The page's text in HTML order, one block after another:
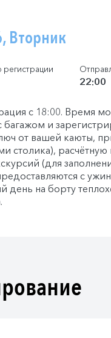
Вторник
регистрации
22:00
с 18:00. Время
багажом и
от вашей каюты,
столика),
(для
с
на борту